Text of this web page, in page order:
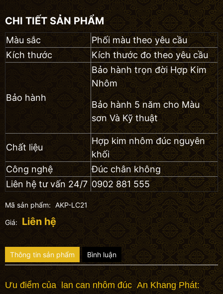
CHI TIẾT SẢN PHẨM
Màu sắc
Phối màu theo yêu cầu
Kích thước
Kích thước đo theo yêu cầu
Bảo hành
Bảo hành trọn đời Hợp Kim
Nhôm
Bảo hành 5 năm cho Màu
sơn Và Kỹ thuật
Chất liệu
Hợp kim nhôm đúc nguyên
khối
Công nghệ
Đúc chân không
Liên hệ tư vấn 24/7 0902 881 555
Mã sản phẩm: AKP-LC21
Giá: Liên hệ
Thông tin sản phẩm Bình luận
Ưu điểm của lan can nhôm đúc An Khang Phát: